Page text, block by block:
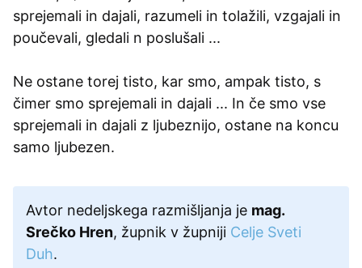
sprejemali in dajali, razumeli in tolažili, vzgajali in
poučevali, gledali n poslušali ...
Ne ostane torej tisto, kar smo, ampak tisto, s
čimer smo sprejemali in dajali ... In če smo vse
sprejemali in dajali z ljubeznijo, ostane na koncu
samo ljubezen.
Avtor nedeljskega razmišljanja je mag.
Srečko Hren, župnik v župniji Celje Sveti
Duh.